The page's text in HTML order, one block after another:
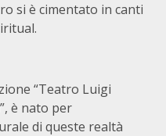
si è cimentato in canti
“Teatro Luigi
è nato per
di queste realtà